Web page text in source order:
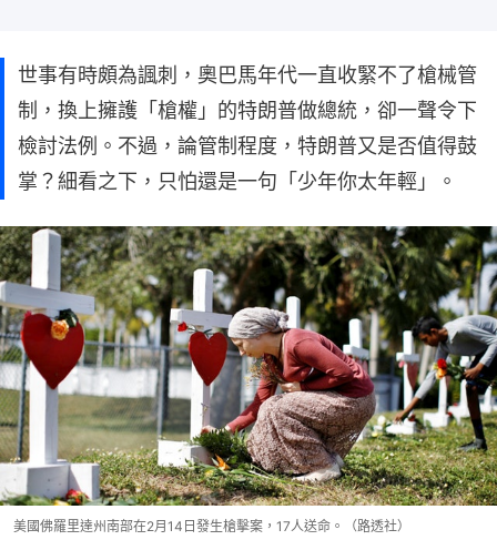
世事有時頗為諷刺，奧巴馬年代一直收緊不了槍械管
制，換上擁護「槍權」的特朗普做總統，卻一聲令下
檢討法例。不過，論管制程度，特朗普又是否值得鼓
掌？細看之下，只怕還是一句「少年你太年輕」。
美國佛羅里達州南部在2月14日發生槍擊案，17人送命。（路透社）